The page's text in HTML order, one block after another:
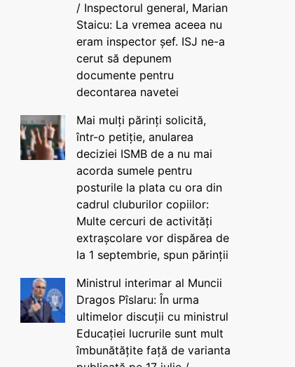
/ Inspectorul general, Marian
Staicu: La vremea aceea nu
eram inspector șef. ISJ ne-a
cerut să depunem
documente pentru
decontarea navetei
Mai mulți părinți solicită,
într-o petiție, anularea
deciziei ISMB de a nu mai
acorda sumele pentru
posturile la plata cu ora din
cadrul cluburilor copiilor:
Multe cercuri de activități
extrașcolare vor dispărea de
la 1 septembrie, spun părinții
Ministrul interimar al Muncii
Dragos Pîslaru: În urma
ultimelor discuții cu ministrul
Educației lucrurile sunt mult
îmbunătățite față de varianta